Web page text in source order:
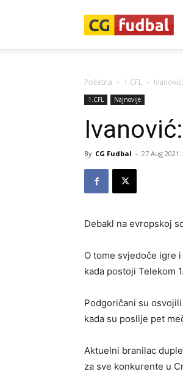
Početna 1.CFL
1.CFL Najnovije
By CG Fudbal - 27 Aug 2021.
Debakl na evropskoj
O tome svjedoče igre
kada postoji Telekom
Podgoričani su
kada su poslije pet
Aktuelni branilac
za sve konkurente u